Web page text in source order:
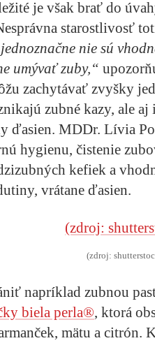
je však brať do
starostlivosť
nie sú
umývať zuby,“
zachytávať zvyšky
zubné kazy, ale
ďasien. MDDr. Lívia
hygienu, čistenie
kefiek a
vrátane ďasien.
(zdroj:
napríklad zubnou
biela perla®, ktorá
mätu a citrón.